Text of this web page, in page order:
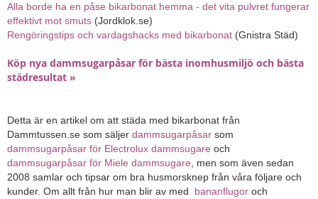
Alla borde ha en påse bikarbonat hemma - det vita pulvret fungerar
effektivt mot smuts (Jordklok.se)
Rengöringstips och vardagshacks med bikarbonat (Gnistra Städ)
Köp nya dammsugarpåsar för bästa inomhusmiljö och bästa
städresultat »
Detta är en artikel om att städa med bikarbonat från
Dammtussen.se som säljer dammsugarpåsar som
dammsugarpåsar för Electrolux dammsugare och
dammsugarpåsar för Miele dammsugare, men som även sedan
2008 samlar och tipsar om bra husmorsknep från våra följare och
kunder. Om allt från hur man blir av med bananflugor och